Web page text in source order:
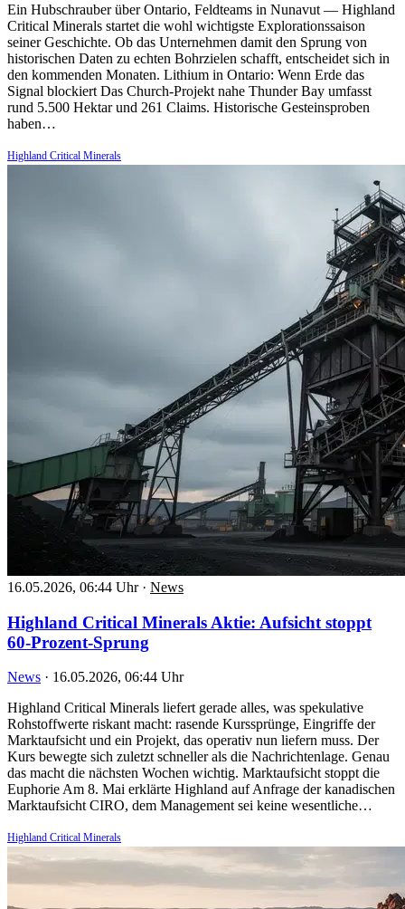
Ein Hubschrauber über Ontario, Feldteams in Nunavut — Highland
Critical Minerals startet die wohl wichtigste Explorationssaison
seiner Geschichte. Ob das Unternehmen damit den Sprung von
historischen Daten zu echten Bohrzielen schafft, entscheidet sich in
den kommenden Monaten. Lithium in Ontario: Wenn Erde das
Signal blockiert Das Church-Projekt nahe Thunder Bay umfasst
rund 5.500 Hektar und 261 Claims. Historische Gesteinsproben
haben…
Highland Critical Minerals
16.05.2026, 06:44 Uhr · News
Highland Critical Minerals Aktie: Aufsicht stoppt
60-Prozent-Sprung
News · 16.05.2026, 06:44 Uhr
Highland Critical Minerals liefert gerade alles, was spekulative
Rohstoffwerte riskant macht: rasende Kurssprünge, Eingriffe der
Marktaufsicht und ein Projekt, das operativ nun liefern muss. Der
Kurs bewegte sich zuletzt schneller als die Nachrichtenlage. Genau
das macht die nächsten Wochen wichtig. Marktaufsicht stoppt die
Euphorie Am 8. Mai erklärte Highland auf Anfrage der kanadischen
Marktaufsicht CIRO, dem Management sei keine wesentliche…
Highland Critical Minerals